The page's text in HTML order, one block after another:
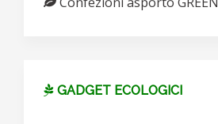
GADGET ECOLOGICI